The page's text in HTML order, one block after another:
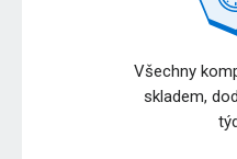
Všechny
skladem,